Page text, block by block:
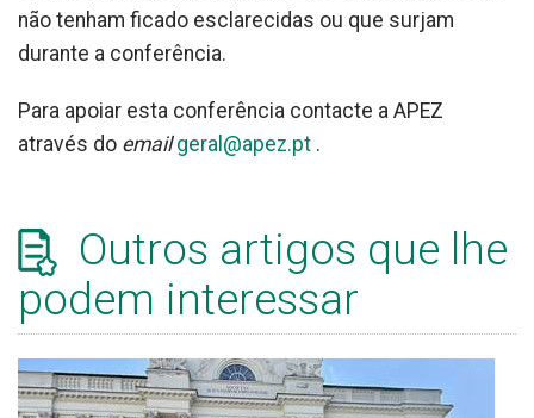
não tenham ficado esclarecidas ou que surjam
durante a conferência.
Para apoiar esta conferência contacte a APEZ
através do email geral@apez.pt .
Outros artigos que lhe
podem interessar